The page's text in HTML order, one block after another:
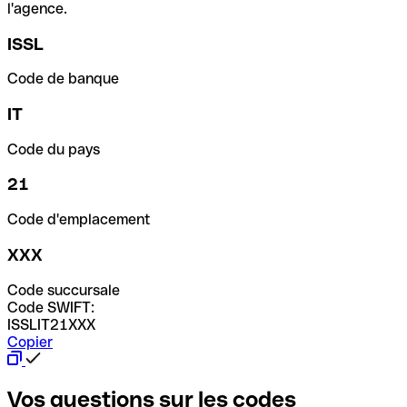
l'agence.
ISSL
Code de banque
IT
Code du pays
21
Code d'emplacement
XXX
Code succursale
Code SWIFT:
ISSLIT21XXX
Copier
Vos questions sur les codes